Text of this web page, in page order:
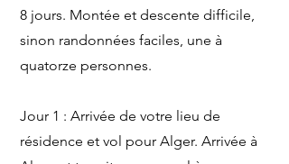
8 jours. Montée et descente difficile,
sinon randonnées faciles, une à
quatorze personnes.
Jour 1 : Arrivée de votre lieu de
résidence et vol pour Alger. Arrivée à